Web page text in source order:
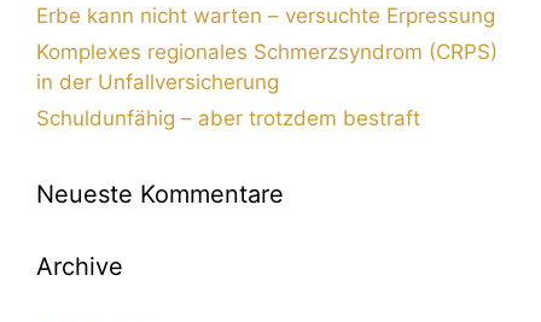
Erbe kann nicht warten – versuchte Erpressung
Komplexes regionales Schmerzsyndrom (CRPS)
in der Unfallversicherung
Schuldunfähig – aber trotzdem bestraft
Neueste Kommentare
Archive